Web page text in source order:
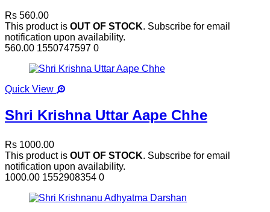
Rs 560.00
This product is OUT OF STOCK. Subscribe for email
notification upon availability.
560.00 1550747597 0
Quick View
Shri Krishna Uttar Aape Chhe
Rs 1000.00
This product is OUT OF STOCK. Subscribe for email
notification upon availability.
1000.00 1552908354 0